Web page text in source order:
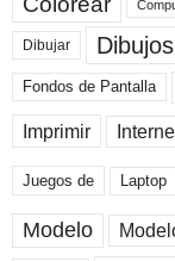
Dibujar Dibujos
Fondos de Pantalla
Imprimir
Juegos de Laptop
Modelo